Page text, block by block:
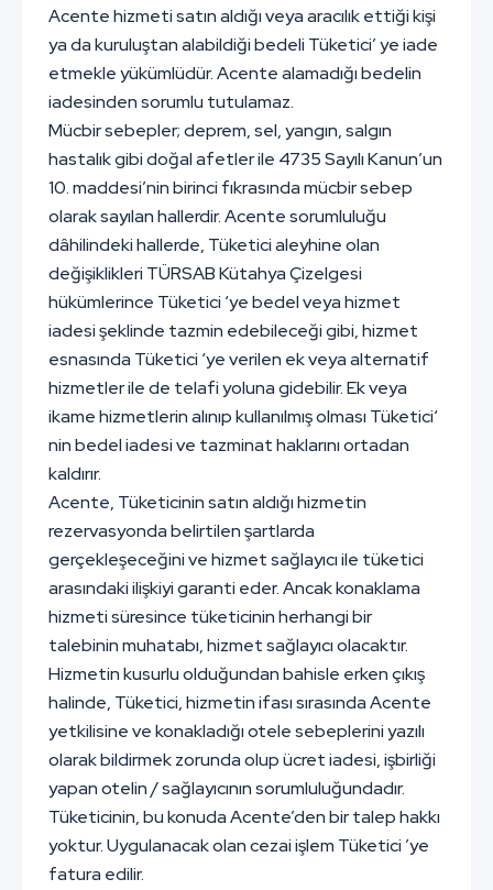
Acente hizmeti satın aldığı veya aracılık ettiği kişi
ya da kuruluştan alabildiği bedeli Tüketici’ ye iade
etmekle yükümlüdür. Acente alamadığı bedelin
iadesinden sorumlu tutulamaz.
Mücbir sebepler; deprem, sel, yangın, salgın
hastalık gibi doğal afetler ile 4735 Sayılı Kanun’un
10. maddesi’nin birinci fıkrasında mücbir sebep
olarak sayılan hallerdir. Acente sorumluluğu
dâhilindeki hallerde, Tüketici aleyhine olan
değişiklikleri TÜRSAB Kütahya Çizelgesi
hükümlerince Tüketici ‘ye bedel veya hizmet
iadesi şeklinde tazmin edebileceği gibi, hizmet
esnasında Tüketici ‘ye verilen ek veya alternatif
hizmetler ile de telafi yoluna gidebilir. Ek veya
ikame hizmetlerin alınıp kullanılmış olması Tüketici‘
nin bedel iadesi ve tazminat haklarını ortadan
kaldırır.
Acente, Tüketicinin satın aldığı hizmetin
rezervasyonda belirtilen şartlarda
gerçekleşeceğini ve hizmet sağlayıcı ile tüketici
arasındaki ilişkiyi garanti eder. Ancak konaklama
hizmeti süresince tüketicinin herhangi bir
talebinin muhatabı, hizmet sağlayıcı olacaktır.
Hizmetin kusurlu olduğundan bahisle erken çıkış
halinde, Tüketici, hizmetin ifası sırasında Acente
yetkilisine ve konakladığı otele sebeplerini yazılı
olarak bildirmek zorunda olup ücret iadesi, işbirliği
yapan otelin / sağlayıcının sorumluluğundadır.
Tüketicinin, bu konuda Acente’den bir talep hakkı
yoktur. Uygulanacak olan cezai işlem Tüketici ’ye
fatura edilir.